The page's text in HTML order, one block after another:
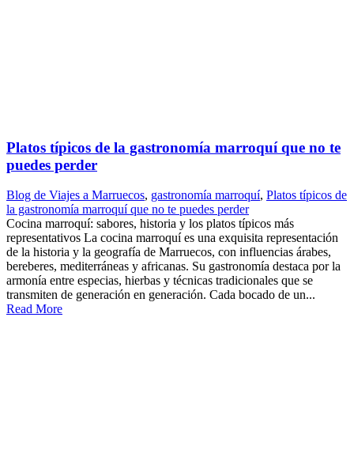
Platos típicos de la gastronomía marroquí que no te
puedes perder
Blog de Viajes a Marruecos, gastronomía marroquí, Platos típicos de
la gastronomía marroquí que no te puedes perder
Cocina marroquí: sabores, historia y los platos típicos más
representativos La cocina marroquí es una exquisita representación
de la historia y la geografía de Marruecos, con influencias árabes,
bereberes, mediterráneas y africanas. Su gastronomía destaca por la
armonía entre especias, hierbas y técnicas tradicionales que se
transmiten de generación en generación. Cada bocado de un...
Read More